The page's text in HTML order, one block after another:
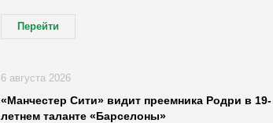
Перейти
«Манчестер Сити» видит преемника Родри в 19-
летнем таланте «Барселоны»
6 августа 2026